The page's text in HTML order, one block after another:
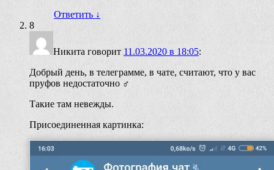
Ответить ↓
8
Никита говорит 11.03.2020 в 18:05:
Добрый день, в телеграмме, в чате, считают, что у вас
пруфов недостаточно ‍♂️
Такие там невежды.
Присоединенная картинка: